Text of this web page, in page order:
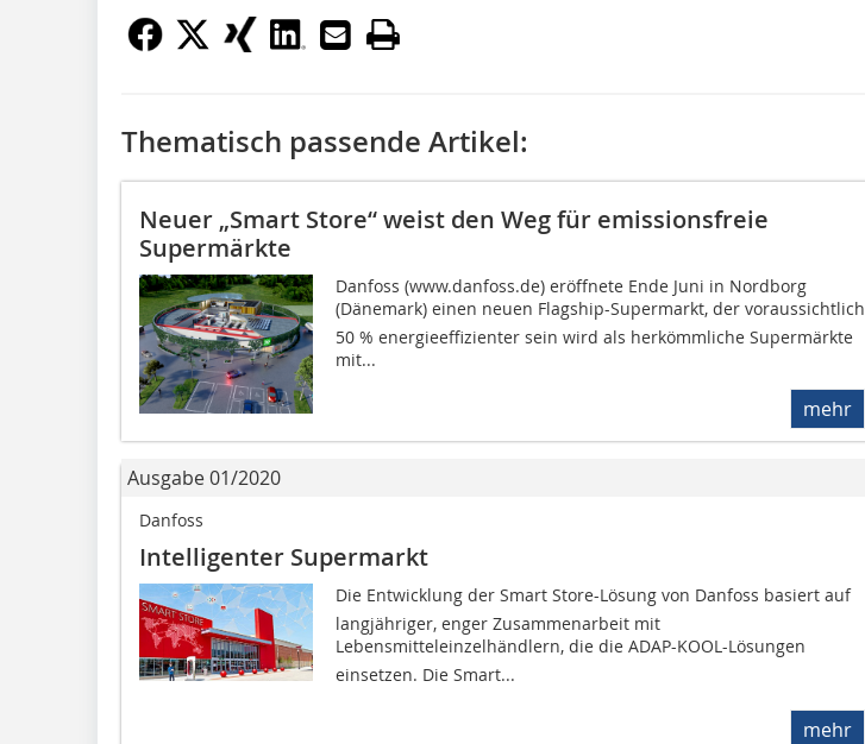
Thematisch passende Artikel:
Neuer „Smart Store“ weist den Weg für emissionsfreie
Supermärkte
Danfoss (www.danfoss.de) eröffnete Ende Juni in Nordborg
(Dänemark) einen neuen Flagship-Supermarkt, der voraussichtlich
50 % energieeffizienter sein wird als herkömmliche Supermärkte
mit...
mehr
Ausgabe 01/2020
Danfoss
Intelligenter Supermarkt
Die Entwicklung der Smart Store-Lösung von Danfoss basiert auf
langjähriger, enger Zusammenarbeit mit
Lebensmitteleinzelhändlern, die die ADAP-KOOL-Lösungen
einsetzen. Die Smart...
mehr